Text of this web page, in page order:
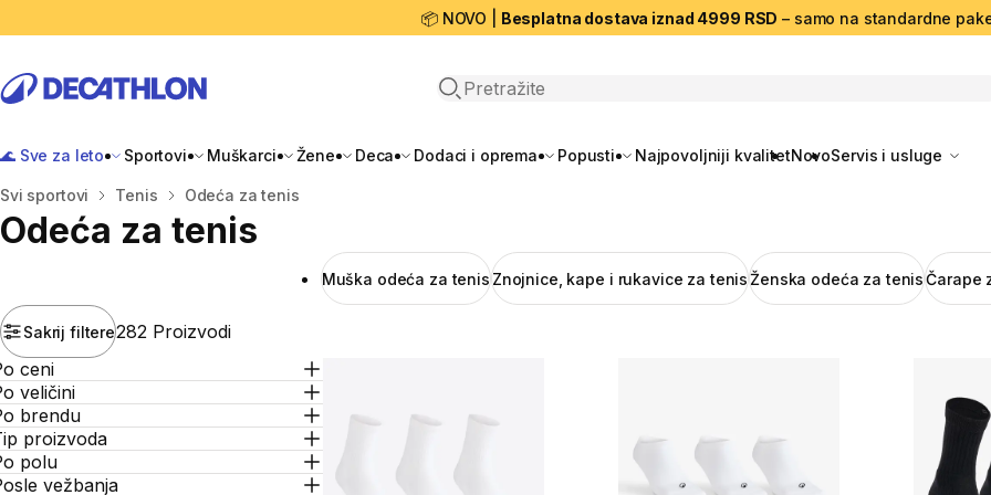
📦 NOVO | Besplatna dostava iznad 4999 RSD – samo na standardne
Open search
🌊 Sve za leto Sportovi Muškarci Žene Deca Dodaci i oprema Popusti Najpovoljniji kvalitetNovoServis i usluge
Početna stranica
Svi sportovi Tenis Odeća za tenis
Odeća za tenis
Muška odeća za tenis Znojnice, kape i rukavice za tenisŽenska odeća za tenisČarape
Sakrij filtere282 Proizvodi
ceni
veličini
brendu
proizvoda
polu
vežbanja